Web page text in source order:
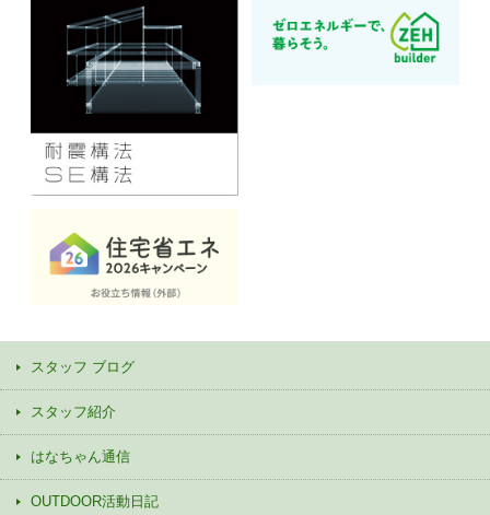
スタッフ ブログ
スタッフ紹介
はなちゃん通信
OUTDOOR活動日記